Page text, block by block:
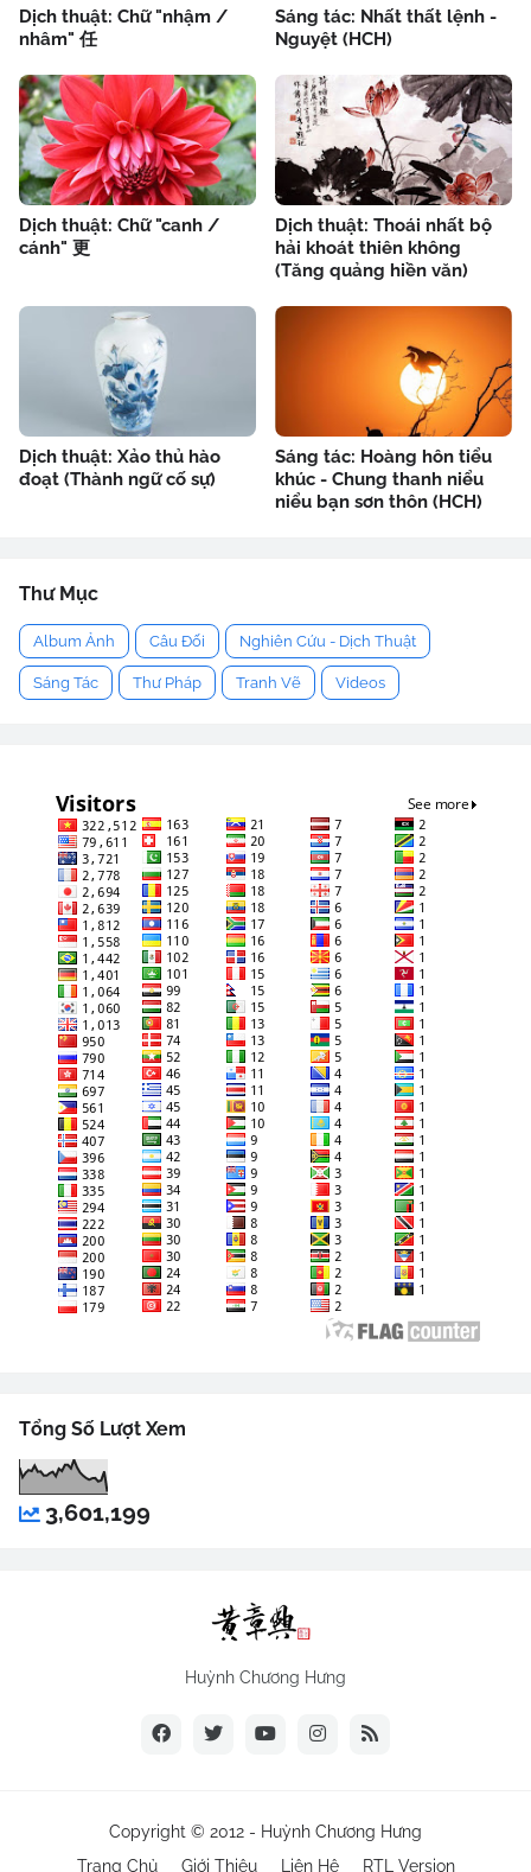
Dịch thuật: Chữ "nhậm /
nhâm" 任
Sáng tác: Nhất thất lệnh -
Nguyệt (HCH)
Dịch thuật: Chữ "canh /
cánh" 更
Dịch thuật: Thoái nhất bộ
hải khoát thiên không
(Tăng quảng hiền văn)
Dịch thuật: Xảo thủ hào
đoạt (Thành ngữ cố sự)
Sáng tác: Hoàng hôn tiểu
khúc - Chung thanh niểu
niểu bạn sơn thôn (HCH)
Thư Mục
Album Ảnh Câu Đối Nghiên Cứu - Dịch Thuật
Sáng Tác Thư Pháp Tranh Vẽ Videos
Tổng Số Lượt Xem
3,601,199
Huỳnh Chương Hưng
Copyright © 2012 - Huỳnh Chương Hưng
Trang Chủ
Giới Thiệu Liên Hệ RTL Version